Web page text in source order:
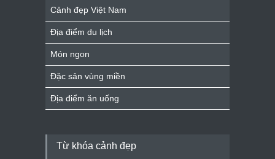
Cảnh đẹp Việt Nam
Địa điểm du lịch
Món ngon
Đặc sản vùng miền
Địa điểm ăn uống
Từ khóa cảnh đẹp